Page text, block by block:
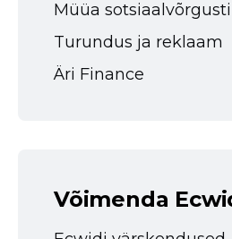
Müüa
Turundus ja reklaam
Äri Finance
Võimenda